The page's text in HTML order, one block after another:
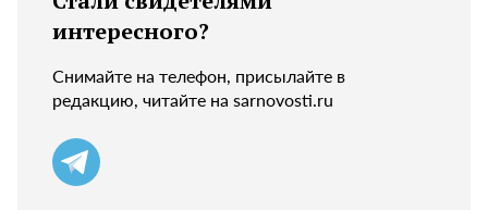
интересного?
Снимайте на телефон, присылайте в
редакцию, читайте на sarnovosti.ru